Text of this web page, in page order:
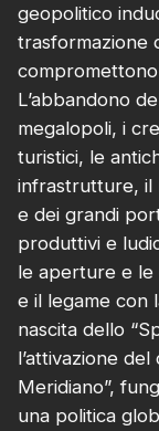
geopolitico
trasformazione
L’abbandono
megalopoli, i
turistici, le
infrastrutture, il
e dei grandi
produttivi e
le aperture e le
e il legame con
nascita dello
l’attivazione
Meridiano”,
una politica